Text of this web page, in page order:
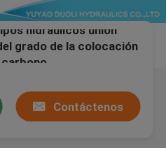
hidráulicos unión
grado de la colocación
Contáctenos